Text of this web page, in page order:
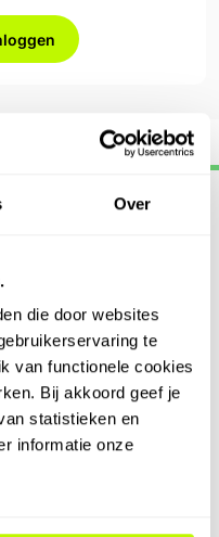
Over
die door websites
te
van functionele cookies
Bij akkoord geef je
statistieken en
informatie onze
concurrerendeprijs